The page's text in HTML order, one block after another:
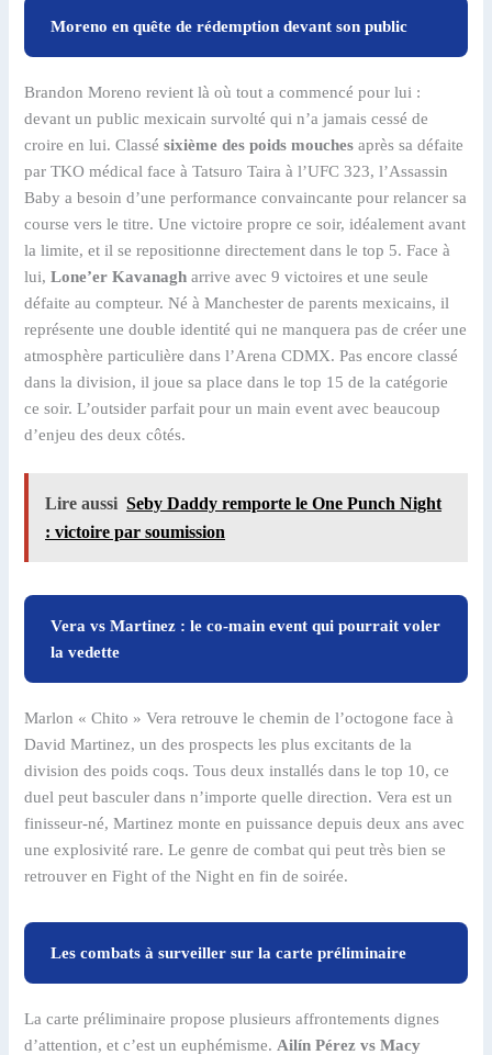
Moreno en quête de rédemption devant son public
Brandon Moreno revient là où tout a commencé pour lui :
devant un public mexicain survolté qui n’a jamais cessé de
croire en lui. Classésixième des poids mouches après sa défaite
par TKO médical face à Tatsuro Taira à l’UFC 323, l’Assassin
Baby a besoin d’une performance convaincante pour relancer sa
course vers le titre. Une victoire propre ce soir, idéalement avant
la limite, et il se repositionne directement dans le top 5. Face à
lui,Lone’er Kavanagh arrive avec 9 victoires et une seule
défaite au compteur. Né à Manchester de parents mexicains, il
représente une double identité qui ne manquera pas de créer une
atmosphère particulière dans l’Arena CDMX. Pas encore classé
dans la division, il joue sa place dans le top 15 de la catégorie
ce soir. L’outsider parfait pour un main event avec beaucoup
d’enjeu des deux côtés.
Lire aussi Seby Daddy remporte le One Punch Night
: victoire par soumission
Vera vs Martinez : le co-main event qui pourrait voler
la vedette
Marlon « Chito » Vera retrouve le chemin de l’octogone face à
David Martinez, un des prospects les plus excitants de la
division des poids coqs. Tous deux installés dans le top 10, ce
duel peut basculer dans n’importe quelle direction. Vera est un
finisseur-né, Martinez monte en puissance depuis deux ans avec
une explosivité rare. Le genre de combat qui peut très bien se
retrouver en Fight of the Night en fin de soirée.
Les combats à surveiller sur la carte préliminaire
La carte préliminaire propose plusieurs affrontements dignes
d’attention, et c’est un euphémisme.Ailín Pérez vs Macy